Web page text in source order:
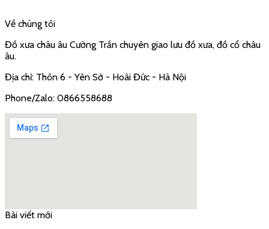
Về chúng tôi
Đồ xưa châu âu Cường Trần chuyên giao lưu đồ xưa, đồ cổ châu
âu.
Địa chỉ: Thôn 6 - Yên Sở - Hoài Đức - Hà Nội
Phone/Zalo: 0866558688
Bài viết mới